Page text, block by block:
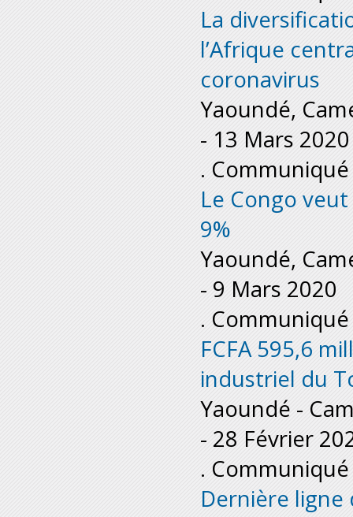
La
l’Afrique
coronavirus
Yaoundé,
- 13 Mars 2020
.
Le Congo
9%
Yaoundé,
- 9 Mars 2020
.
FCFA 595,6
industriel du
Yaoundé -
- 28 Février
.
Dernière